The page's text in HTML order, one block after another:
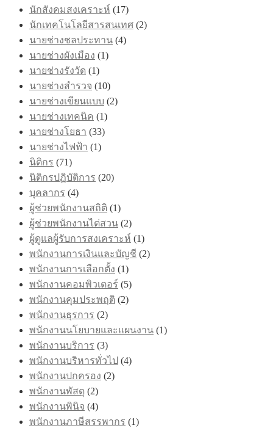
นักสังคมสงเคราะห์ (17)
นักเทคโนโลยีสารสนเทศ (2)
นายช่างชลประทาน (4)
นายช่างผังเมือง (1)
นายช่างรังวัด (1)
นายช่างสำรวจ (10)
นายช่างเขียนแบบ (2)
นายช่างเทคนิค (1)
นายช่างโยธา (33)
นายช่างไฟฟ้า (1)
นิติกร (71)
นิติกรปฏิบัติการ (20)
บุคลากร (4)
ผู้ช่วยพนักงานสถิติ (1)
ผู้ช่วยพนักงานไต่สวน (2)
ผู้ดูแลผู้รับการสงเคราะห์ (1)
พนักงานการเงินและบัญชี (2)
พนักงานการเลือกตั้ง (1)
พนักงานคอมพิวเตอร์ (5)
พนักงานคุมประพฤติ (2)
พนักงานธุรการ (2)
พนักงานนโยบายและแผนงาน (1)
พนักงานบริการ (3)
พนักงานบริหารทั่วไป (4)
พนักงานปกครอง (2)
พนักงานพัสดุ (2)
พนักงานพินิจ (4)
พนักงานภาษีสรรพากร (1)